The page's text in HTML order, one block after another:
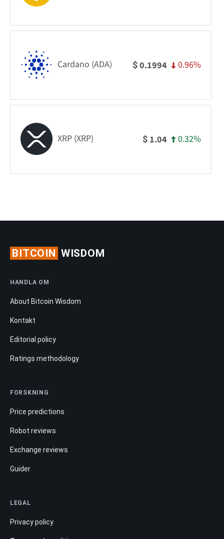
Cardano (ADA) $0.1994 0.96%
XRP (XRP) $ 1.04 0.32%
BITCOIN WISDOM
HANDLA OM
About Bitcoin Wisdom
Kontakt
Editorial policy
Ratings methodology
FORSKNING
Price predictions
Robot reviews
Exchange reviews
Guider
LEGAL
Privacy policy